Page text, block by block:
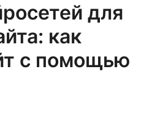
для
как
с помощью